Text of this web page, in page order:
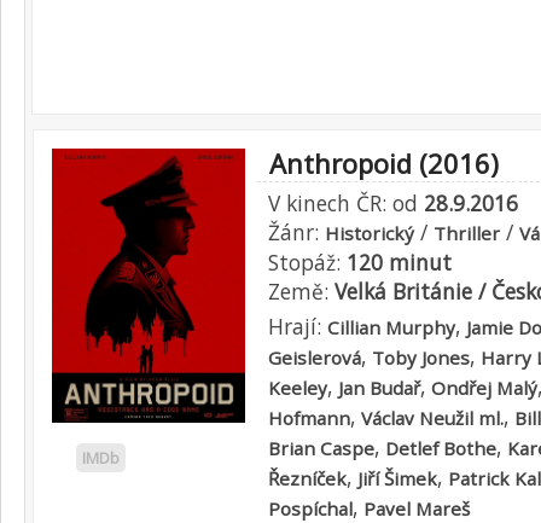
IMDb
Anthropoid (2016)
V kinech ČR: od 28.9.2016
Žánr: Historický/ Thriller /
Stopáž: 120 minut
Země: Velká Británie /
Hrají: Cillian Murphy, Jamie
Geislerová, Toby Jones, Harry
Keeley, Jan Budař, Ondřej Malý
Hofmann, Václav Neužil ml.,
Brian Caspe, Detlef Bothe,
Řezníček, Jiří Šimek, Patrick
Pospíchal, Pavel Mareš